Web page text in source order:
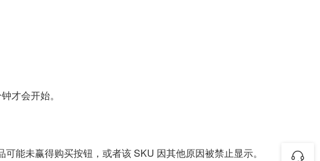
才会开始。
能未赢得购买按钮，或者该 SKU 因其他原因被禁止显示。